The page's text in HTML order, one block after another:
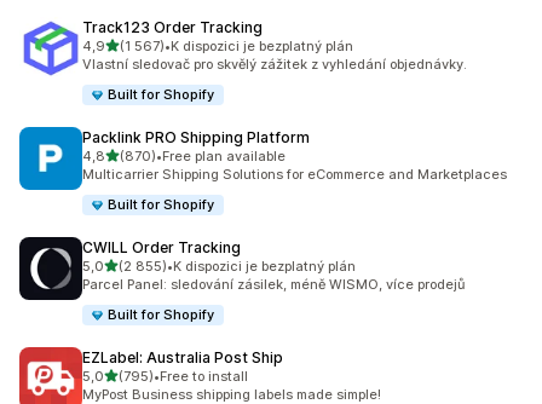
Track123 Order Tracking
4,9z 5 hvězd
(1 567)
Celkový počet recenzí: 1567
•K dispozici je bezplatný plán
Vlastní sledovač pro skvělý zážitek z vyhledání objednávky.
Built for Shopify
Packlink PRO Shipping Platform
4,8z 5 hvězd
(870)
Celkový počet recenzí: 870
•Free plan available
Multicarrier Shipping Solutions for eCommerce and Marketplaces
Built for Shopify
CWILL Order Tracking
5,0z 5 hvězd
(2 855)
Celkový počet recenzí: 2855
•K dispozici je bezplatný plán
Parcel Panel: sledování zásilek, méně WISMO, více prodejů
Built for Shopify
EZLabel: Australia Post Ship
5,0z 5 hvězd
(795)
Celkový počet recenzí: 795
•Free to install
MyPost Business shipping labels made simple!